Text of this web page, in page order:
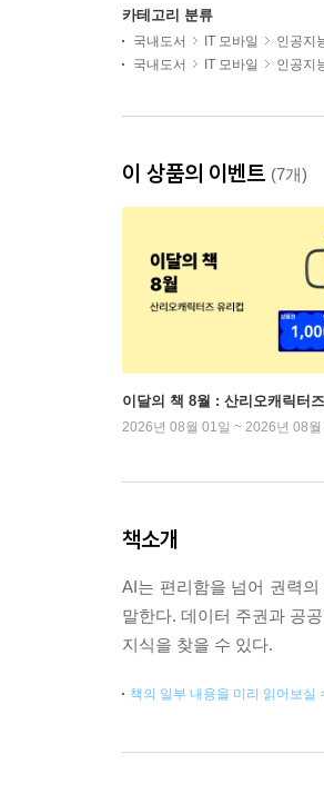
카테고리 분류
국내도서 IT 모바일 인공지
국내도서
IT 모바일 인공지
이 상품의 이벤트 (7개)
이달의 책 8월 : 산리오캐릭터
2026년 08월 01일 ~ 2026년 08월
책소개
AI는 편리함을 넘어 권력
말한다. 데이터 주권과 공
지식을 찾을 수 있다.
책의 일부 내용을 미리 읽어보실